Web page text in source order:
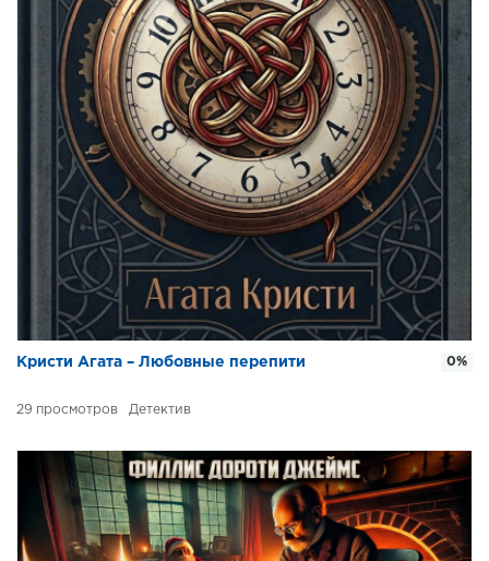
Кристи Агата – Любовные перепити
29 Детектив
0%